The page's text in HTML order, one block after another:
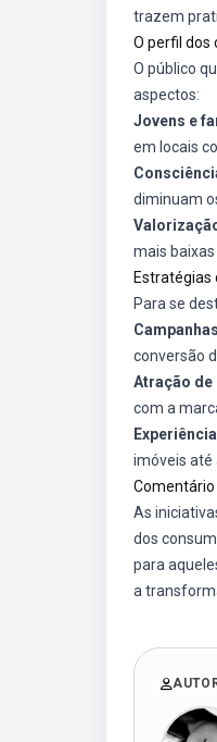
trazem
O perfil dos
O público
aspectos:
Jovens e
em locais
diminuam
mais
Estratégias
Para se
conversão
Atração
com a
imóveis até
As
dos
para
a